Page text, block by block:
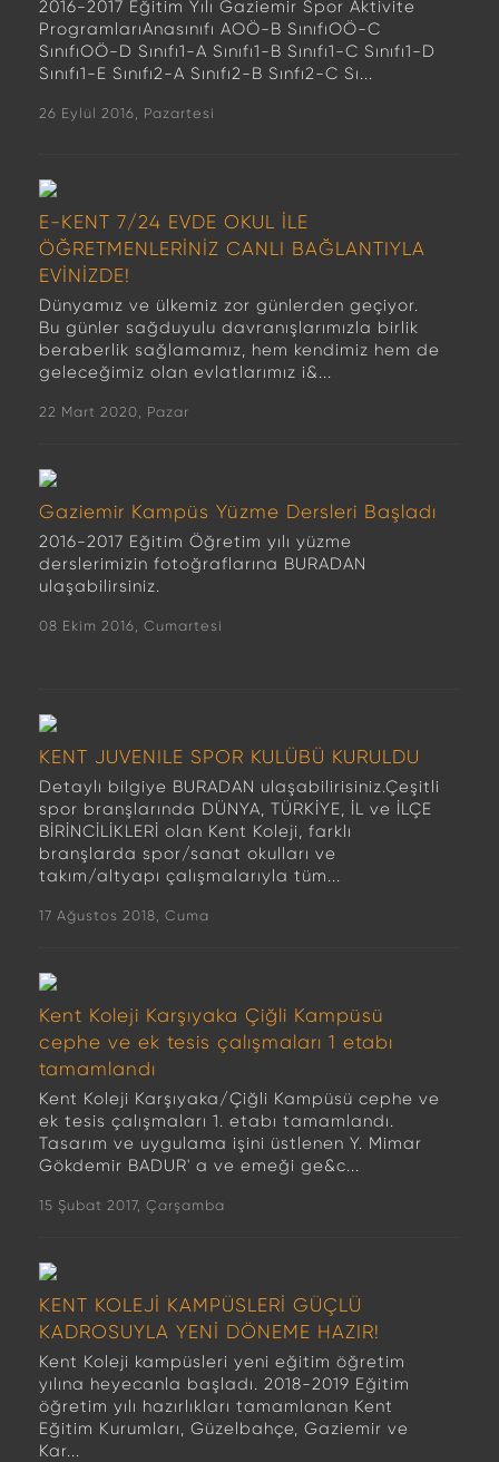
2016-2017 Eğitim Yılı Gaziemir Spor Aktivite
ProgramlarıAnasınıfı AOÖ-B SınıfıOÖ-C
SınıfıOÖ-D Sınıfı1-A Sınıfı1-B Sınıfı1-C Sınıfı1-D
Sınıfı1-E Sınıfı2-A Sınıfı2-B Sınfı2-C Sı...
26 Eylül 2016, Pazartesi
E-KENT 7/24 EVDE OKUL İLE
ÖĞRETMENLERİNİZ CANLI BAĞLANTIYLA
EVİNİZDE!
Dünyamız ve ülkemiz zor günlerden geçiyor.
Bu günler sağduyulu davranışlarımızla birlik
beraberlik sağlamamız, hem kendimiz hem de
geleceğimiz olan evlatlarımız i&...
22 Mart 2020, Pazar
Gaziemir Kampüs Yüzme Dersleri Başladı
2016-2017 Eğitim Öğretim yılı yüzme
derslerimizin fotoğraflarına BURADAN
ulaşabilirsiniz.
08 Ekim 2016, Cumartesi
KENT JUVENILE SPOR KULÜBÜ KURULDU
Detaylı bilgiye BURADAN ulaşabilirisiniz.Çeşitli
spor branşlarında DÜNYA, TÜRKİYE, İL ve İLÇE
BİRİNCİLİKLERİ olan Kent Koleji, farklı
branşlarda spor/sanat okulları ve
takım/altyapı çalışmalarıyla tüm...
17 Ağustos 2018, Cuma
Kent Koleji Karşıyaka Çiğli Kampüsü
cephe ve ek tesis çalışmaları 1 etabı
tamamlandı
Kent Koleji Karşıyaka/Çiğli Kampüsü cephe ve
ek tesis çalışmaları 1. etabı tamamlandı.
Tasarım ve uygulama işini üstlenen Y. Mimar
Gökdemir BADUR' a ve emeği ge&c...
15 Şubat 2017, Çarşamba
KENT KOLEJİ KAMPÜSLERİ GÜÇLÜ
KADROSUYLA YENİ DÖNEME HAZIR!
Kent Koleji kampüsleri yeni eğitim öğretim
yılına heyecanla başladı. 2018-2019 Eğitim
öğretim yılı hazırlıkları tamamlanan Kent
Eğitim Kurumları, Güzelbahçe, Gaziemir ve
Kar...